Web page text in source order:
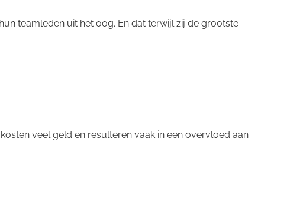
teamleden uit het oog. En dat terwijl zij de grootste
veel geld en resulteren vaak in een overvloed aan